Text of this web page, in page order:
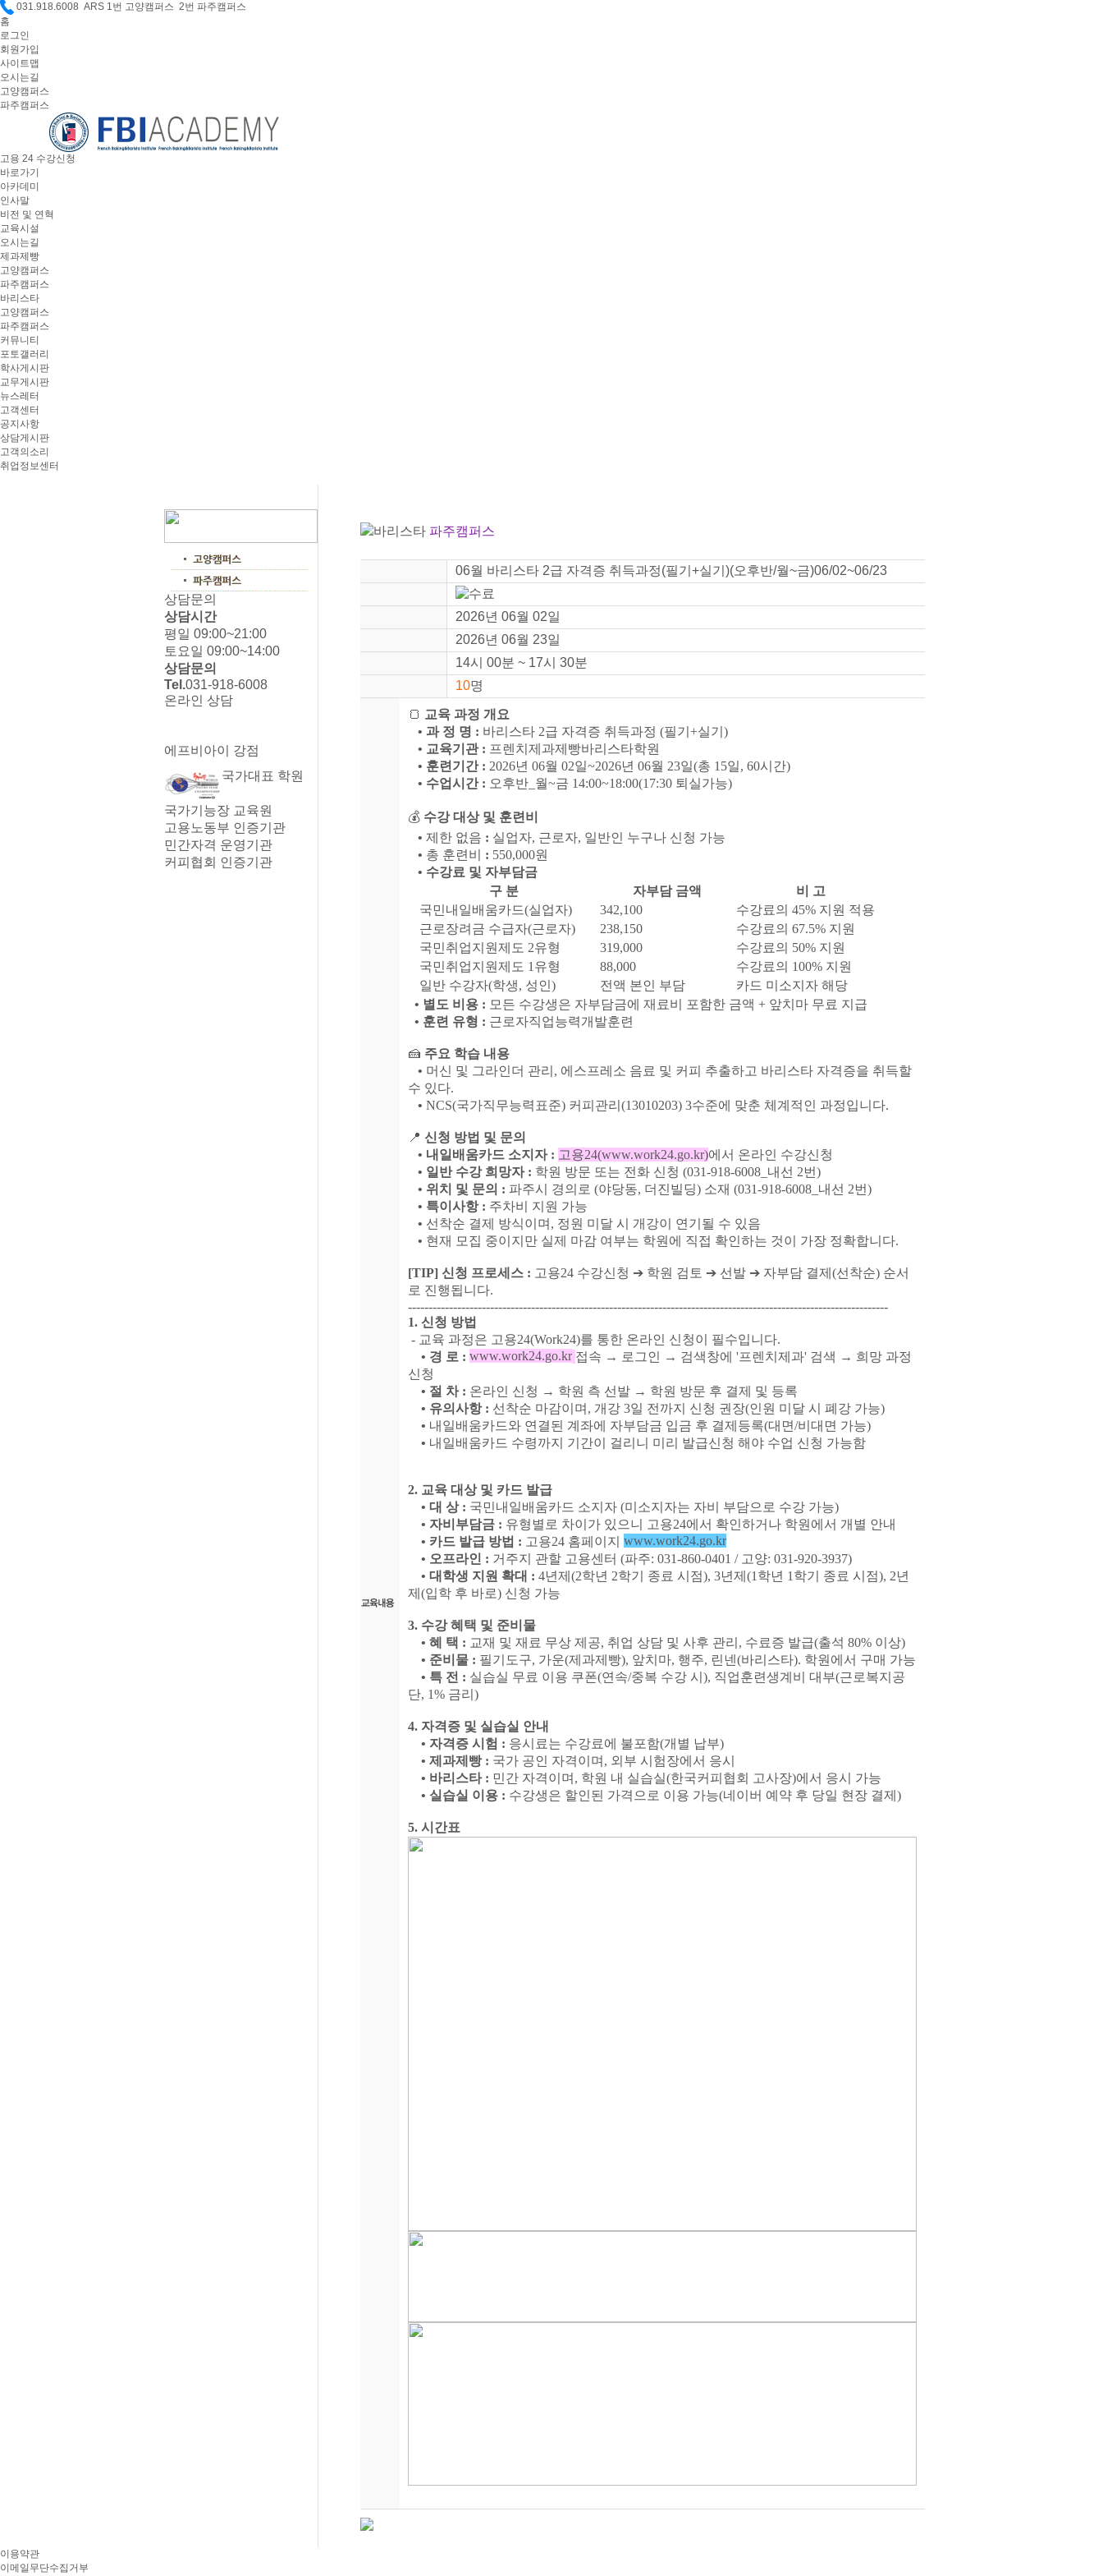
031.918.6008 ARS 1번 고양캠퍼스 2번 파주캠퍼스
홈
로그인
회원가입
사이트맵
오시는길
고양캠퍼스
파주캠퍼스
고용 24 수강신청
바로가기
아카데미
인사말
비전 및 연혁
교육시설
오시는길
제과제빵
고양캠퍼스
파주캠퍼스
바리스타
고양캠퍼스
파주캠퍼스
커뮤니티
포토갤러리
학사게시판
교무게시판
뉴스레터
고객센터
공지사항
상담게시판
고객의소리
취업정보센터
상담문의
상담시간
평일 09:00~21:00
토요일 09:00~14:00
상담문의
Tel.031-918-6008
온라인 상담
에프비아이 강점
국가대표 학원
국가기능장 교육원
고용노동부 인증기관
민간자격 운영기관
커피협회 인증기관
바리스타 파주캠퍼스
06월 바리스타 2급 자격증 취득과정(필기+실기)(오후반/월~금)06/02~06/23
2026년 06월 02일
2026년 06월 23일
14시 00분 ~ 17시 30분
10명
🍞 교육 과정 개요
• 과 정 명 : 바리스타 2급 자격증 취득과정 (필기+실기)
• 교육기관 : 프렌치제과제빵바리스타학원
• 훈련기간 : 2026년 06월 02일~2026년 06월 23일(총 15일, 60시간)
• 수업시간 : 오후반_월~금 14:00~18:00(17:30 퇴실가능)
💰 수강 대상 및 훈련비
• 제한 없음 : 실업자, 근로자, 일반인 누구나 신청 가능
• 총 훈련비 : 550,000원
• 수강료 및 자부담금
구 분
자부담 금액
비 고
국민내일배움카드(실업자)
342,100
수강료의 45% 지원 적용
근로장려금 수급자(근로자)
238,150
수강료의 67.5% 지원
국민취업지원제도 2유형
319,000
수강료의 50% 지원
국민취업지원제도 1유형
88,000
수강료의 100% 지원
일반 수강자(학생, 성인)
전액 본인 부담
카드 미소지자 해당
• 별도 비용 : 모든 수강생은 자부담금에 재료비 포함한 금액 + 앞치마 무료 지급
• 훈련 유형 : 근로자직업능력개발훈련
🍰 주요 학습 내용
• 머신 및 그라인더 관리, 에스프레소 음료 및 커피 추출하고 바리스타 자격증을 취득할
수 있다.
• NCS(국가직무능력표준) 커피관리(13010203) 3수준에 맞춘 체계적인 과정입니다.
📍 신청 방법 및 문의
• 내일배움카드 소지자 : 고용24(www.work24.go.kr)에서 온라인 수강신청
• 일반 수강 희망자 : 학원 방문 또는 전화 신청 (031-918-6008_내선 2번)
• 위치 및 문의 : 파주시 경의로 (야당동, 더진빌딩) 소재 (031-918-6008_내선 2번)
• 특이사항 : 주차비 지원 가능
• 선착순 결제 방식이며, 정원 미달 시 개강이 연기될 수 있음
• 현재 모집 중이지만 실제 마감 여부는 학원에 직접 확인하는 것이 가장 정확합니다.
[TIP] 신청 프로세스 : 고용24 수강신청 ➔ 학원 검토 ➔ 선발 ➔ 자부담 결제(선착순) 순서
로 진행됩니다.
---------------------------------------------------------------------------------------------------------------------
1. 신청 방법
- 교육 과정은 고용24(Work24)를 통한 온라인 신청이 필수입니다.
• 경 로 : www.work24.go.kr 접속 → 로그인 → 검색창에 '프렌치제과' 검색 → 희망 과정
신청
• 절 차 : 온라인 신청 → 학원 측 선발 → 학원 방문 후 결제 및 등록
• 유의사항 : 선착순 마감이며, 개강 3일 전까지 신청 권장(인원 미달 시 폐강 가능)
• 내일배움카드와 연결된 계좌에 자부담금 입금 후 결제등록(대면/비대면 가능)
• 내일배움카드 수령까지 기간이 걸리니 미리 발급신청 해야 수업 신청 가능함
2. 교육 대상 및 카드 발급
• 대 상 : 국민내일배움카드 소지자 (미소지자는 자비 부담으로 수강 가능)
• 자비부담금 : 유형별로 차이가 있으니 고용24에서 확인하거나 학원에서 개별 안내
• 카드 발급 방법 : 고용24 홈페이지 www.work24.go.kr
• 오프라인 : 거주지 관할 고용센터 (파주: 031-860-0401 / 고양: 031-920-3937)
• 대학생 지원 확대 : 4년제(2학년 2학기 종료 시점), 3년제(1학년 1학기 종료 시점), 2년
제(입학 후 바로) 신청 가능
3. 수강 혜택 및 준비물
• 혜 택 : 교재 및 재료 무상 제공, 취업 상담 및 사후 관리, 수료증 발급(출석 80% 이상)
• 준비물 : 필기도구, 가운(제과제빵), 앞치마, 행주, 린넨(바리스타). 학원에서 구매 가능
• 특 전 : 실습실 무료 이용 쿠폰(연속/중복 수강 시), 직업훈련생계비 대부(근로복지공
단, 1% 금리)
4. 자격증 및 실습실 안내
• 자격증 시험 : 응시료는 수강료에 불포함(개별 납부)
• 제과제빵 : 국가 공인 자격이며, 외부 시험장에서 응시
• 바리스타 : 민간 자격이며, 학원 내 실습실(한국커피협회 고사장)에서 응시 가능
• 실습실 이용 : 수강생은 할인된 가격으로 이용 가능(네이버 예약 후 당일 현장 결제)
5. 시간표
이용약관
이메일무단수집거부